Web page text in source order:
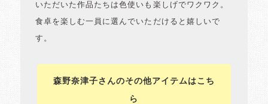
いただいた作品たちは色使いも楽しげでワクワク。
食卓を楽しむ一員に選んでいただけると嬉しいで
す。
森野奈津子さんのその他アイテムはこち
ら